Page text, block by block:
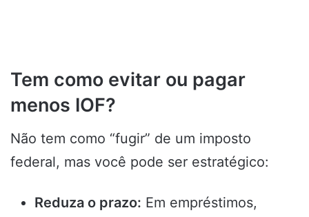
Tem como evitar ou pagar
menos IOF?
Não tem como “fugir” de um imposto
federal, mas você pode ser estratégico:
Reduza o prazo: Em empréstimos,